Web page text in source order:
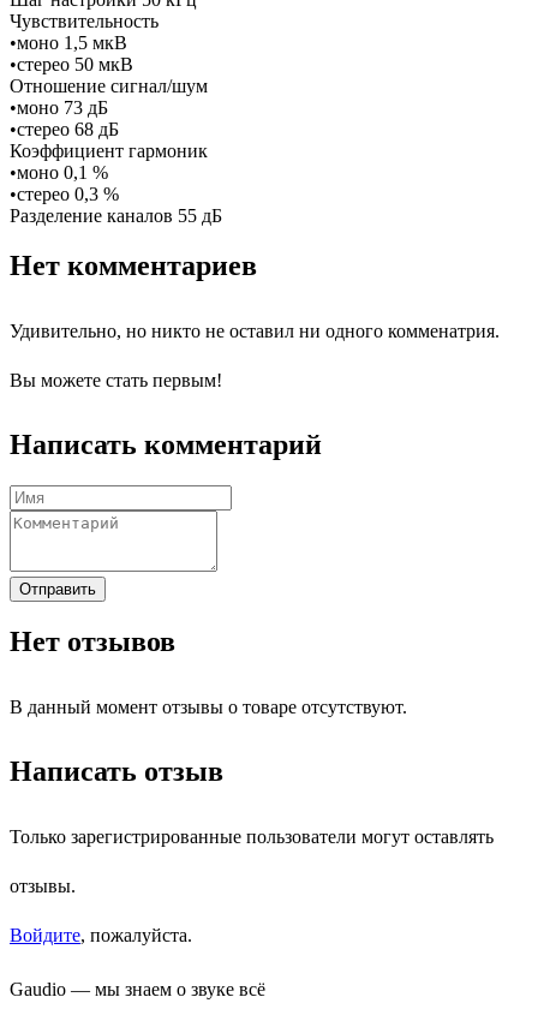
Чувствительность
•моно 1,5 мкВ
•стерео 50 мкВ
Отношение сигнал/шум
•моно 73 дБ
•стерео 68 дБ
Коэффициент гармоник
•моно 0,1 %
•стерео 0,3 %
Разделение каналов 55 дБ
Нет комментариев
Удивительно, но никто не оставил ни одного комменатрия.
Вы можете стать первым!
Написать комментарий
Отправить
Нет отзывов
В данный момент отзывы о товаре отсутствуют.
Написать отзыв
Только зарегистрированные пользователи могут оставлять
отзывы.
Войдите, пожалуйста.
Gaudio — мы знаем о звуке всё